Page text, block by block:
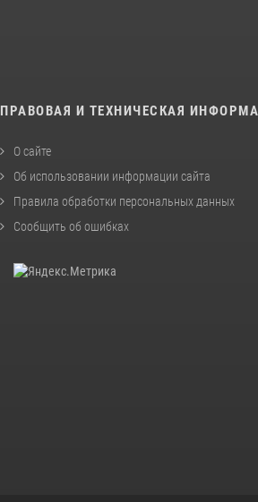
ПРАВОВАЯ И ТЕХНИЧЕСКАЯ
О сайте
Об использовании информации сайта
Правила обработки персональных данных
Сообщить об ошибках